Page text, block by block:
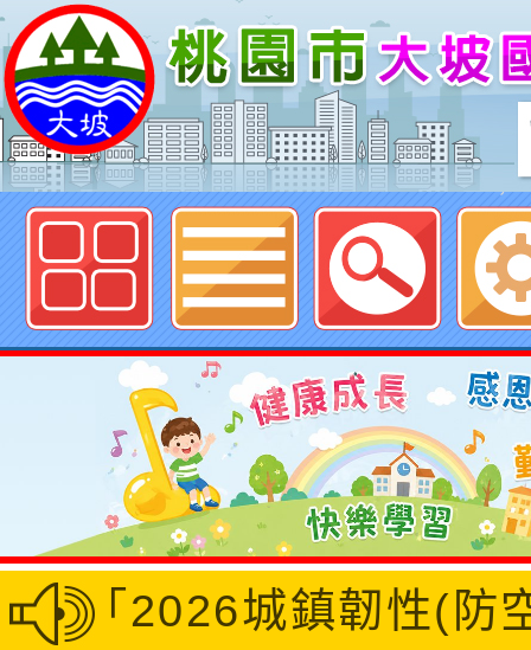
歡迎參觀：neildpestycedu佈景設
Neil hsu網站
區「2026城鎮韌性(防